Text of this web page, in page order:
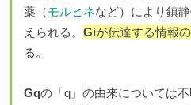
薬（モルヒネなど）により鎮
えられる。Giが伝達する情報
る。
Gqの「q」の由来については